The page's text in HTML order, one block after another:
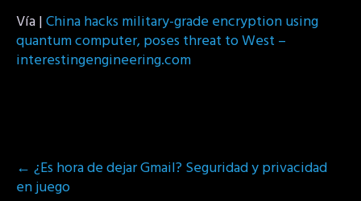
Vía |China hacks military-grade encryption using
quantum computer, poses threat to West –
interestingengineering.com
Post
navigation
← ¿Es hora de dejar Gmail? Seguridad y privacidad
en juego